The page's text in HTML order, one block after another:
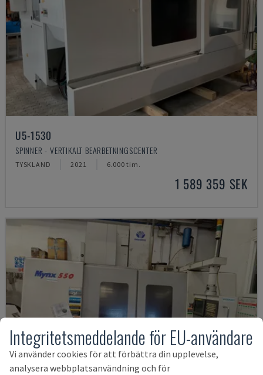
U5-1530
SPINNER - VERTIKALT BEARBETNINGSCENTER
TYSKLAND 2021 6.000 tim.
1 589 359 SEK
Integritetsmeddelande för EU-användare
Vi använder cookies för att förbättra din upplevelse,
analysera webbplatsanvändning och för